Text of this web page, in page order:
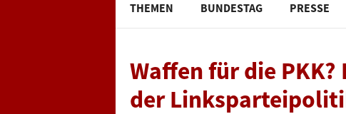
THEMEN BUNDESTAG PRESSE
Waffen für die
der